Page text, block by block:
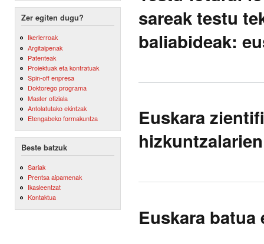
Zer egiten dugu?
Ikerlerroak
Argitalpenak
Patenteak
Proiektuak eta kontratuak
Spin-off enpresa
Doktorego programa
Master ofiziala
Antolatutako ekintzak
Etengabeko formakuntza
Beste batzuk
Sariak
Prentsa aipamenak
Ikasleentzat
Kontaktua
sareak testu
baliabideak:
Euskara
Euskara